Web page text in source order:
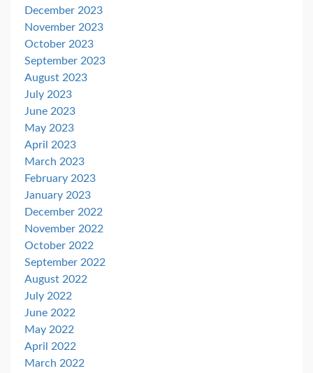
December 2023
November 2023
October 2023
September 2023
August 2023
July 2023
June 2023
May 2023
April 2023
March 2023
February 2023
January 2023
December 2022
November 2022
October 2022
September 2022
August 2022
July 2022
June 2022
May 2022
April 2022
March 2022